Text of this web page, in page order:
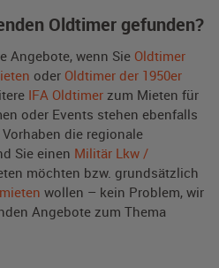
Oldtimer gefunden?
Angebote, wenn Sie Oldtimer
oder Oldtimer der 1950er
IFA Oldtimer zum Mieten für
oder Events stehen ebenfalls
die regionale
Sie einen Militär Lkw /
möchten bzw. grundsätzlich
wollen – kein Problem, wir
Angebote zum Thema